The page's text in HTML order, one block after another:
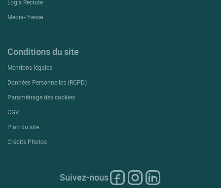
Logis Recrute
Média-Presse
Conditions du site
Mentions légales
Données Personnelles (RGPD)
Paramétrage des cookies
CGV
Plan du site
Crédits Photos
Suivez-nous